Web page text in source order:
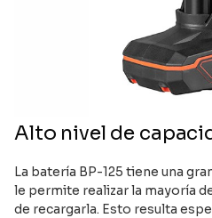
Alto nivel de
La batería BP-125 tiene una
le permite realizar la mayoría
de recargarla. Esto resulta